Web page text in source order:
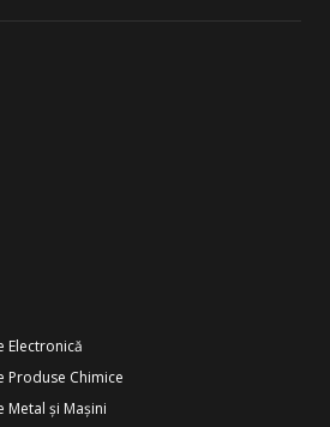
Electronică
Produse Chimice
Metal și Mașini